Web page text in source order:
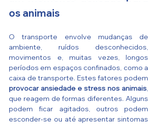
os animais
O transporte envolve mudanças de
ambiente, ruídos desconhecidos,
movimentos e, muitas vezes, longos
períodos em espaços confinados, como a
provocar ansiedade e stress nos animais,
que reagem de formas diferentes. Alguns
podem ficar agitados, outros podem
esconder-se ou até apresentar sintomas